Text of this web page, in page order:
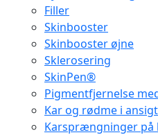
Filler
Skinbooster
Skinbooster øjne
Sklerosering
SkinPen®
Pigmentfjernelse
Kar og rødme i
Karsprængninger på